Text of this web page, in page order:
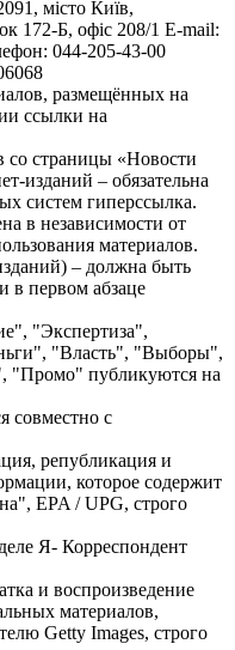
місто Київ,
Б, офіс 208/1 E-mail:
044-205-43-00
размещённых на
ссылки на
со страницы «Новости
изданий – обязательна
систем гиперссылка.
в независимости от
материалов.
– должна быть
в первом абзаце
"Экспертиза",
"Власть", "Выборы",
"Промо" публикуются на
совместно с
републикация и
которое содержит
EPA / UPG, строго
Я- Корреспондент
и воспроизведение
материалов,
Getty Images, строго